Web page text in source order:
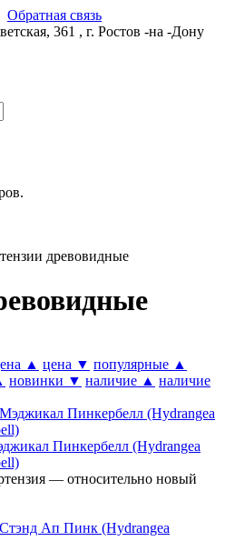
Обратная связь
361 , г. Ростов -на -Дону
древовидные
▲ цена ▼ популярные ▲
новинки ▼ наличие ▲ наличие
Пинкербелл (Hydrangea
— относительно новый